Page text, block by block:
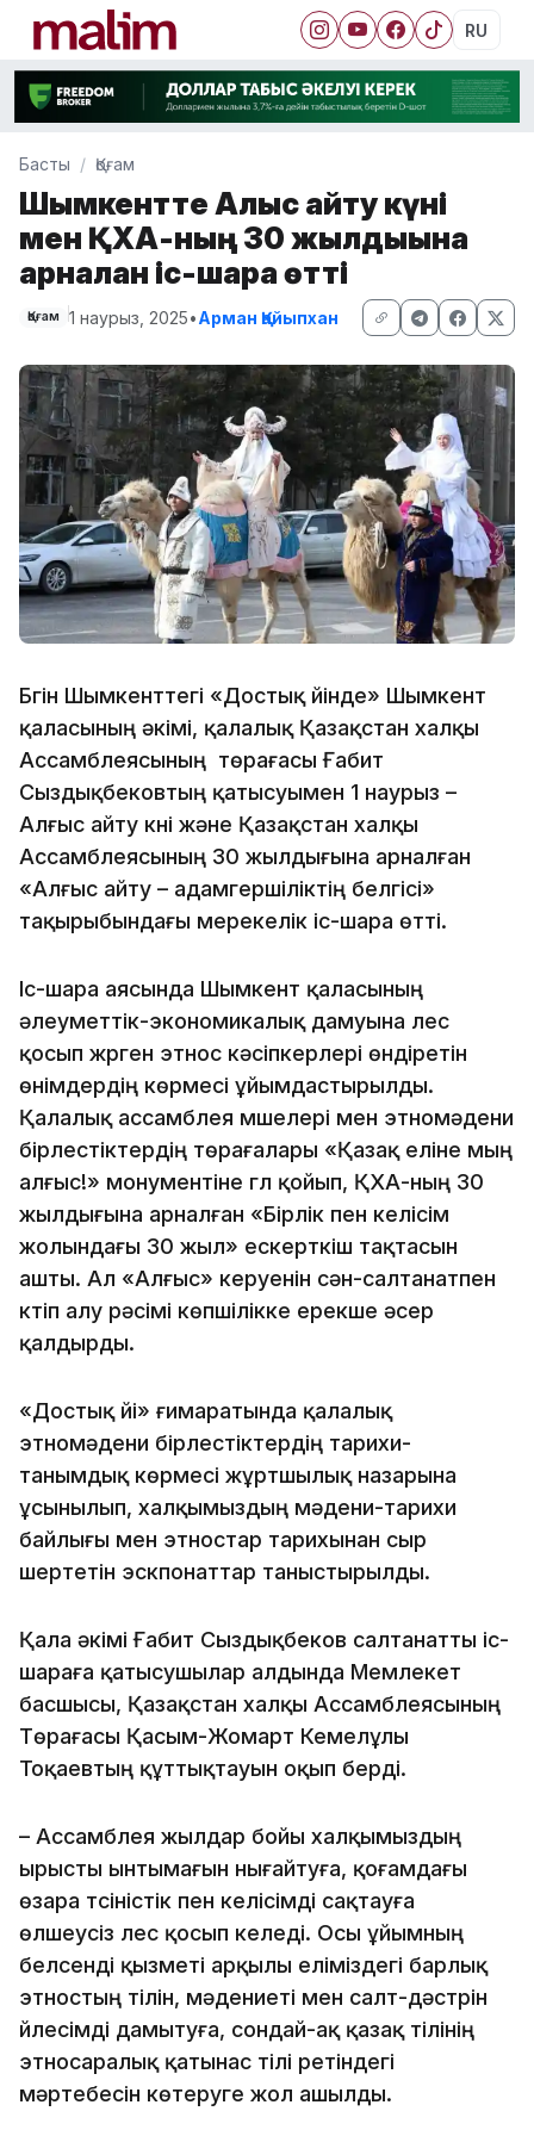
RU
Басты Қоғам
Шымкентте Алғыс айту күні
мен ҚХА-ның 30 жылдығына
арналған іс-шара өтті
Қоғам 1 наурыз, 2025•Арман Қайыпхан
Бүгін Шымкенттегі «Достық үйінде» Шымкент
қаласының әкімі, қалалық Қазақстан халқы
Ассамблеясының төрағасы Ғабит
Сыздықбековтың қатысуымен 1 наурыз –
Алғыс айту күні және Қазақстан халқы
Ассамблеясының 30 жылдығына арналған
«Алғыс айту – адамгершіліктің белгісі»
тақырыбындағы мерекелік іс-шара өтті.
Іс-шара аясында Шымкент қаласының
әлеуметтік-экономикалық дамуына үлес
қосып жүрген этнос кәсіпкерлері өндіретін
өнімдердің көрмесі ұйымдастырылды.
Қалалық ассамблея мүшелері мен этномәдени
бірлестіктердің төрағалары «Қазақ еліне мың
алғыс!» монументіне гүл қойып, ҚХА-ның 30
жылдығына арналған «Бірлік пен келісім
жолындағы 30 жыл» ескерткіш тақтасын
ашты. Ал «Алғыс» керуенін сән-салтанатпен
күтіп алу рәсімі көпшілікке ерекше әсер
қалдырды.
«Достық үйі» ғимаратында қалалық
этномәдени бірлестіктердің тарихи-
танымдық көрмесі жұртшылық назарына
ұсынылып, халқымыздың мәдени-тарихи
байлығы мен этностар тарихынан сыр
шертетін эскпонаттар таныстырылды.
Қала әкімі Ғабит Сыздықбеков салтанатты іс-
шараға қатысушылар алдында Мемлекет
басшысы, Қазақстан халқы Ассамблеясының
Төрағасы Қасым-Жомарт Кемелұлы
Тоқаевтың құттықтауын оқып берді.
– Ассамблея жылдар бойы халқымыздың
ырысты ынтымағын нығайтуға, қоғамдағы
өзара түсіністік пен келісімді сақтауға
өлшеусіз үлес қосып келеді. Осы ұйымның
белсенді қызметі арқылы еліміздегі барлық
этностың тілін, мәдениеті мен салт-дәстүрін
үйлесімді дамытуға, сондай-ақ қазақ тілінің
этносаралық қатынас тілі ретіндегі
мәртебесін көтеруге жол ашылды.